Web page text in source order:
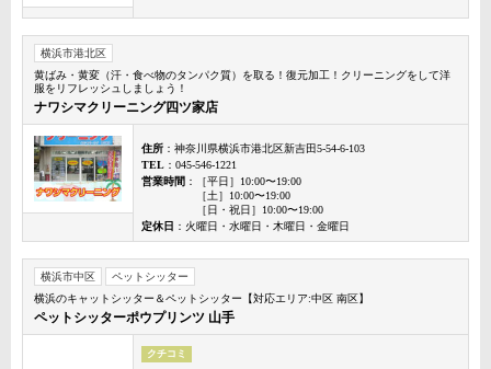
横浜市港北区
黄ばみ・黄変（汗・食べ物のタンパク質）を取る！復元加工！クリーニングをして洋
服をリフレッシュしましょう！
ナワシマクリーニング四ツ家店
住所 ：神奈川県横浜市港北区新吉田5-54-6-103
TEL ：045-546-1221
営業時間 ：［平日］10:00〜19:00
［土］10:00〜19:00
［日・祝日］10:00〜19:00
定休日 ：火曜日・水曜日・木曜日・金曜日
横浜市中区
ペットシッター
横浜のキャットシッター＆ペットシッター【対応エリア:中区 南区】
ペットシッターポウプリンツ 山手
クチコミ